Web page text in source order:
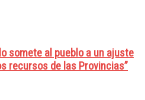
somete al pueblo a un ajuste
recursos de las Provincias”